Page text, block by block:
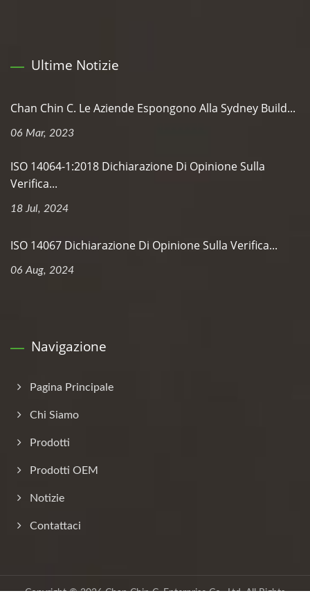
Ultime Notizie
Chan Chin C. Le Aziende Espongono Alla Sydney Build...
06 Mar, 2023
ISO 14064-1:2018 Dichiarazione Di Opinione Sulla
Verifica...
18 Jul, 2024
ISO 14067 Dichiarazione Di Opinione Sulla Verifica...
06 Aug, 2024
Navigazione
Pagina Principale
Chi Siamo
Prodotti
Prodotti OEM
Notizie
Contattaci
Copyright © 2026Chan Chin C. Enterprise Co., Ltd.All Rights